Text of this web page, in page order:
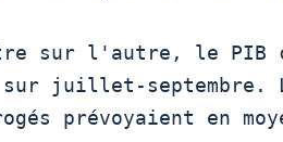
sur juillet-septembre.
prévoyaient en